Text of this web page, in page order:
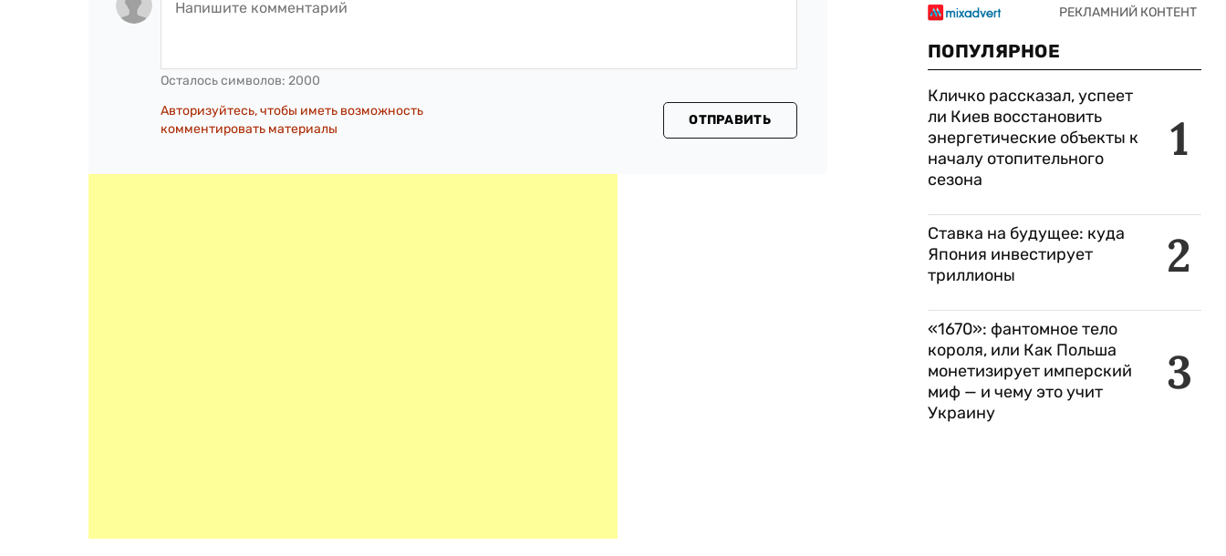
Осталось символов: 2000
Авторизуйтесь, чтобы иметь возможность
комментировать материалы
ОТПРАВИТЬ
ПОПУЛЯРНОЕ
1
Кличко рассказал, успеет
ли Киев восстановить
энергетические объекты к
началу отопительного
сезона
2
Ставка на будущее: куда
Япония инвестирует
триллионы
3
«1670»: фантомное тело
короля, или Как Польша
монетизирует имперский
миф — и чему это учит
Украину